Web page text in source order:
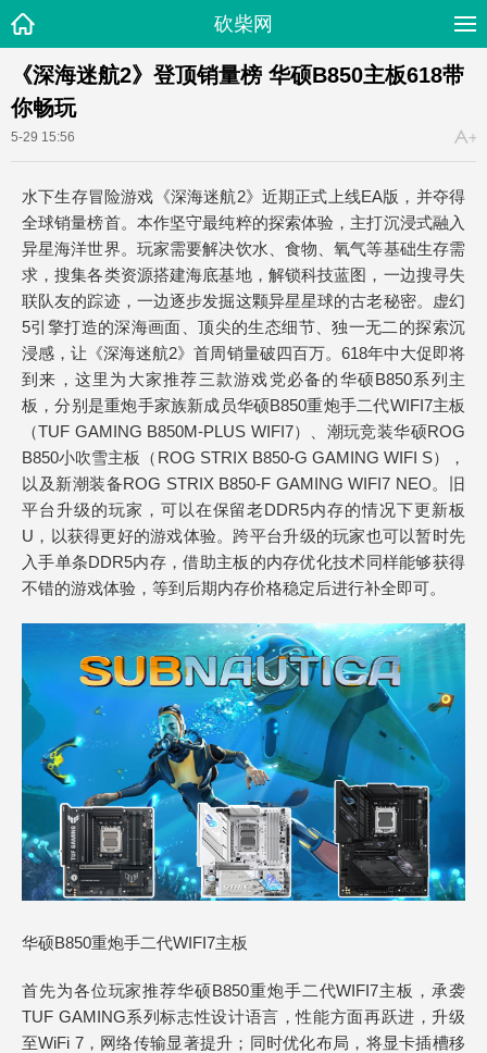
砍柴网
《深海迷航2》登顶销量榜 华硕B850主板618带
你畅玩
5-29 15:56
水下生存冒险游戏《深海迷航2》近期正式上线EA版，并夺得
全球销量榜首。本作坚守最纯粹的探索体验，主打沉浸式融入
异星海洋世界。玩家需要解决饮水、食物、氧气等基础生存需
求，搜集各类资源搭建海底基地，解锁科技蓝图，一边搜寻失
联队友的踪迹，一边逐步发掘这颗异星星球的古老秘密。虚幻
5引擎打造的深海画面、顶尖的生态细节、独一无二的探索沉
浸感，让《深海迷航2》首周销量破四百万。618年中大促即将
到来，这里为大家推荐三款游戏党必备的华硕B850系列主
板，分别是重炮手家族新成员华硕B850重炮手二代WIFI7主板
（TUF GAMING B850M-PLUS WIFI7）、潮玩竞装华硕ROG
B850小吹雪主板（ROG STRIX B850-G GAMING WIFI S），
以及新潮装备ROG STRIX B850-F GAMING WIFI7 NEO。旧
平台升级的玩家，可以在保留老DDR5内存的情况下更新板
U，以获得更好的游戏体验。跨平台升级的玩家也可以暂时先
入手单条DDR5内存，借助主板的内存优化技术同样能够获得
不错的游戏体验，等到后期内存价格稳定后进行补全即可。
华硕B850重炮手二代WIFI7主板
首先为各位玩家推荐华硕B850重炮手二代WIFI7主板，承袭
TUF GAMING系列标志性设计语言，性能方面再跃进，升级
至WiFi 7，网络传输显著提升；同时优化布局，将显卡插槽移